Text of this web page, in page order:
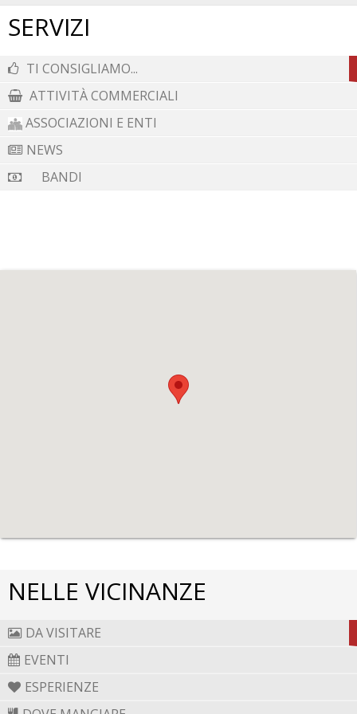
durante il periodo normanno, appartenne alla Contea di
Frigento e fu amministrata a lungo dai Gesualdo. Nel
1672 il tenimento di Fontanarosa fu acquistato dalla
famiglia Tocco di Montemiletto, che la tennero fino alla
caduta del feudalesimo.
Bari, con uscita al casello di Grottaminarda. Proseguendo
per la S.S.164 essa è raggiungibile anche mediante
SERVIZI
TI CONSIGLIAMO...
ATTIVITÀ COMMERCIALI
ASSOCIAZIONI E ENTI
NEWS
BANDI
NELLE VICINANZE
DA VISITARE
EVENTI
ESPERIENZE